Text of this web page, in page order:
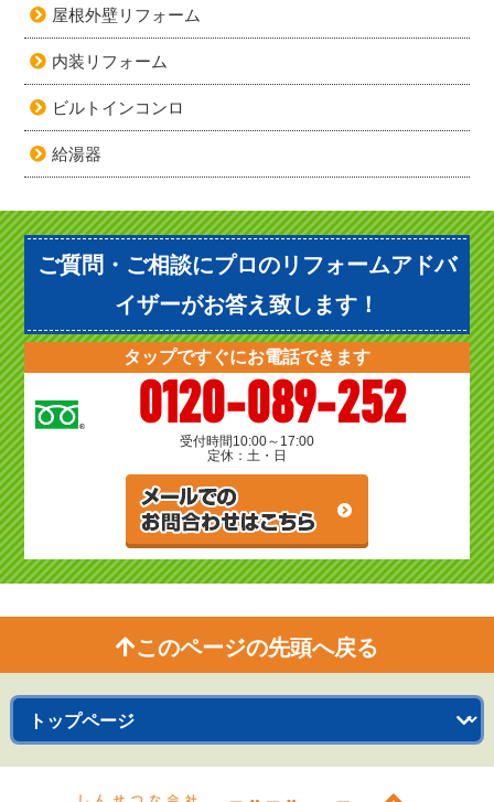
屋根外壁リフォーム
内装リフォーム
ビルトインコンロ
給湯器
ご質問・ご相談にプロのリフォームアドバ
イザーがお答え致します！
タップですぐにお電話できます
0120-089-252
受付時間10:00～17:00
定休：土・日
このページの先頭へ戻る